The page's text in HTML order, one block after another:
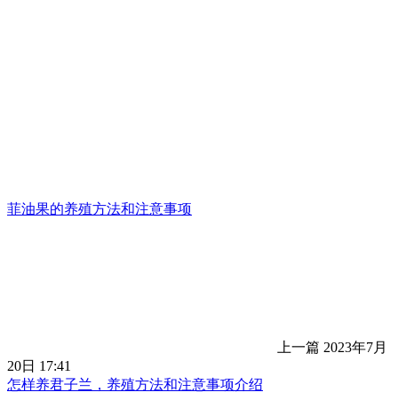
菲油果的养殖方法和注意事项
上一篇 2023年7月
20日 17:41
怎样养君子兰，养殖方法和注意事项介绍